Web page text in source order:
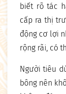
biết rõ tác
cấp ra thị
động cơ lợi
rộng rãi, có
Người tiêu
bông nên